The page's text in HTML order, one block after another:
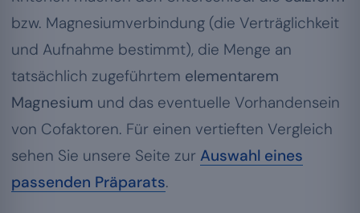
bzw. Magnesiumverbindung (die Verträglichkeit
und Aufnahme bestimmt), die Menge an
tatsächlich zugeführtem elementarem
Magnesium und das eventuelle Vorhandensein
von Cofaktoren. Für einen vertieften Vergleich
sehen Sie unsere Seite zur Auswahl eines
passenden Präparats.